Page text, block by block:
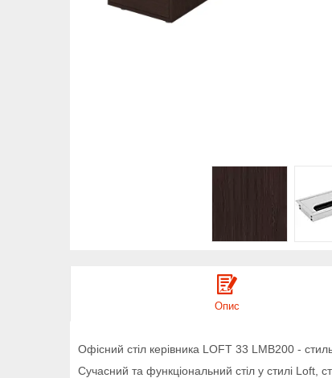
Опис
Офісний стіл керівника LOFT 33 LMB200 -
Сучасний та функціональний стіл у стилі Loft,